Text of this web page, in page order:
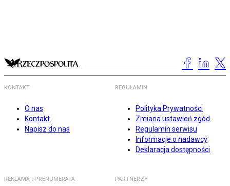
KONTAKT
O nas
Kontakt
Napisz do nas
REGULAMIN
Polityka Prywatności
Zmiana ustawień zgód
Regulamin serwisu
Informacje o nadawcy
Deklaracja dostępności
REKLAMA I PRENUMERATA PARTNERZY